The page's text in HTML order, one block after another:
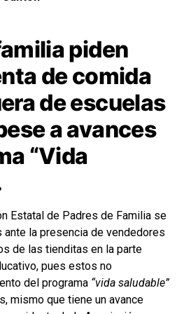
piden
de comida
de escuelas
a avances
“Vida
Estatal de Padres de Familia se
ante la presencia de vendedores
de las tienditas en la parte
pues estos no
del programa “vida saludable”
mismo que tiene un avance